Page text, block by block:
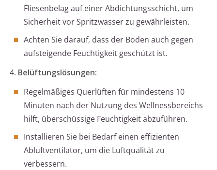
Fliesenbelag auf einer Abdichtungsschicht, um
Sicherheit vor Spritzwasser zu gewährleisten.
Achten Sie darauf, dass der Boden auch gegen
aufsteigende Feuchtigkeit geschützt ist.
4. Belüftungslösungen:
Regelmäßiges Querlüften für mindestens 10
Minuten nach der Nutzung des Wellnessbereichs
hilft, überschüssige Feuchtigkeit abzuführen.
Installieren Sie bei Bedarf einen effizienten
Abluftventilator, um die Luftqualität zu
verbessern.